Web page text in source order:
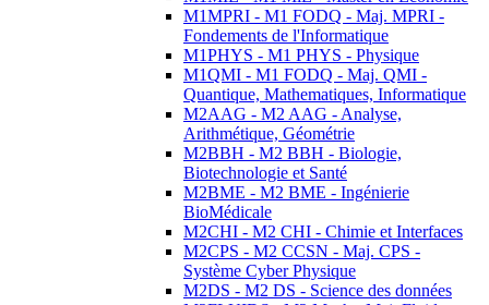
M1MPRI - M1 FODQ - Maj. MPRI -
Fondements de l'Informatique
M1PHYS - M1 PHYS - Physique
M1QMI - M1 FODQ - Maj. QMI -
Quantique, Mathematiques, Informatique
M2AAG - M2 AAG - Analyse,
Arithmétique, Géométrie
M2BBH - M2 BBH - Biologie,
Biotechnologie et Santé
M2BME - M2 BME - Ingénierie
BioMédicale
M2CHI - M2 CHI - Chimie et Interfaces
M2CPS - M2 CCSN - Maj. CPS -
Système Cyber Physique
M2DS - M2 DS - Science des données